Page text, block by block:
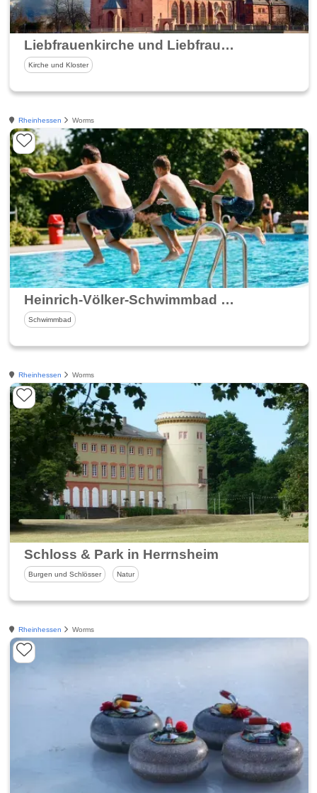
Liebfrauenkirche und Liebfrauenmilch
Kirche und Kloster
Rheinhessen Worms
Heinrich-Völker-Schwimmbad in Worms
Schwimmbad
Rheinhessen Worms
Schloss & Park in Herrnsheim
Burgen und Schlösser Natur
Rheinhessen Worms